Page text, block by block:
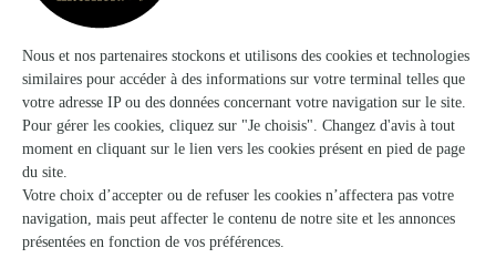
★★
4.7 (81)
36 avenue Jean Jaurès
Voir la boutique